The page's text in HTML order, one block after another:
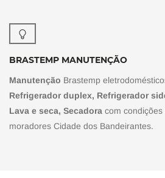
BRASTEMP MANUTENÇÃO
Manutenção Brastemp
Refrigerador duplex, Refrigerador
Lava e seca, Secadora com
moradores Cidade dos Bandeirantes.